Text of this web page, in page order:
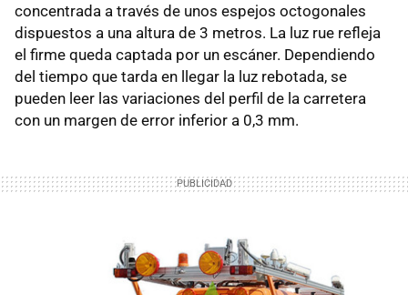
concentrada a través de unos espejos octogonales
dispuestos a una altura de 3 metros. La luz rue refleja
el firme queda captada por un escáner. Dependiendo
del tiempo que tarda en llegar la luz rebotada, se
pueden leer las variaciones del perfil de la carretera
con un margen de error inferior a 0,3 mm.